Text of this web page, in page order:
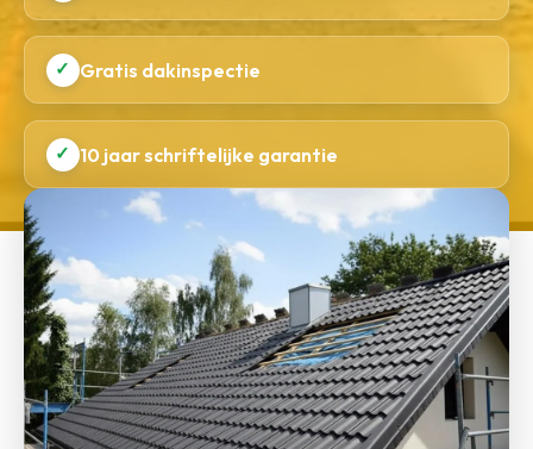
✓ Gratis dakinspectie
✓ 10 jaar schriftelijke garantie